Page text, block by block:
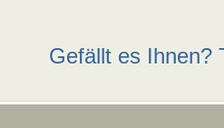
Gefällt es Ihnen?